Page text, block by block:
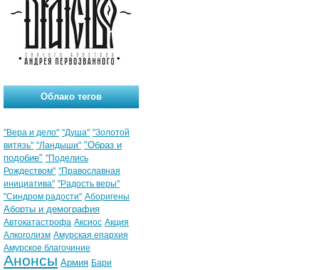
Облако тегов
"Вера и дело" "Душа" "Золотой
витязь" "Ландыши" "Образ и
подобие" "Поделись
Рождеством" "Православная
инициатива" "Радость веры"
"Синдром радости" Аборигены
Аборты и демография
Автокатастрофа Аксиос Акция
Алкоголизм Амурская епархия
Амурское благочиние
Анонсы Армия Бари